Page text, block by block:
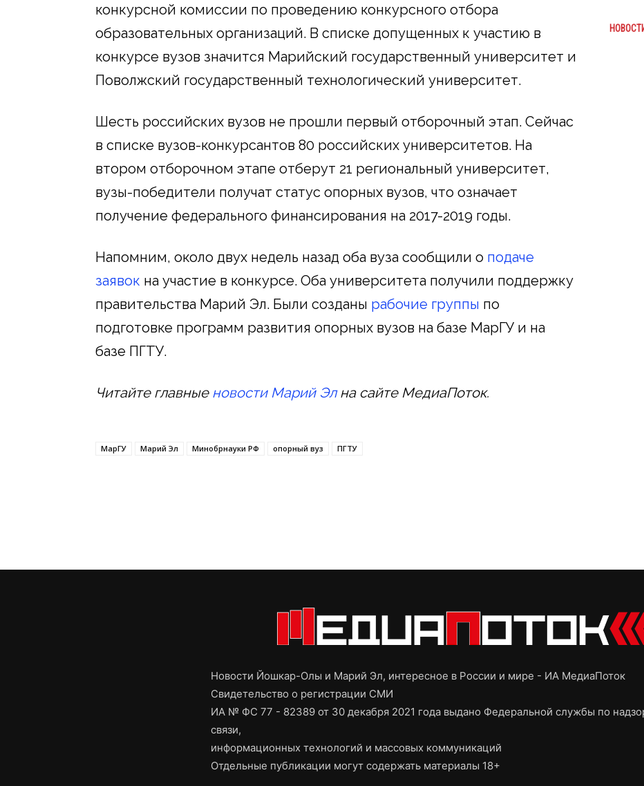
конкурсной комиссии по проведению конкурсного отбора
образовательных организаций. В списке допущенных к участию в
конкурсе вузов значится Марийский государственный университет и
Поволжский государственный технологический университет.
Шесть российских вузов не прошли первый отборочный этап. Сейчас
в списке вузов-конкурсантов 80 российских университетов. На
втором отборочном этапе отберут 21 региональный университет,
вузы-победители получат статус опорных вузов, что означает
получение федерального финансирования на 2017-2019 годы.
Напомним, около двух недель назад оба вуза сообщили о подаче
заявок на участие в конкурсе. Оба университета получили поддержку
правительства Марий Эл. Были созданы рабочие группы по
подготовке программ развития опорных вузов на базе МарГУ и на
базе ПГТУ.
Читайте главные новости Марий Элна сайте МедиаПоток.
МарГУ Марий Эл Минобрнауки РФ опорный вуз ПГТУ
Новости Йошкар-Олы и Марий Эл, интересное в России и мире - ИА МедиаПоток
Свидетельство о регистрации СМИ
ИА № ФС 77 - 82389 от 30 декабря 2021 года выдано Федеральной службы по
связи,
информационных технологий и массовых коммуникаций
Отдельные публикации могут содержать материалы 18+